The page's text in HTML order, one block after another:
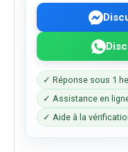
✓ Réponse sous 1
✓ Assistance en
✓ Aide à la